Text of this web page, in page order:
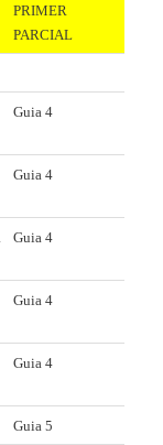
PRIMER
PARCIAL
Guia 4
Guia 4
Guia 4
Guia 4
Guia 4
Guia 5